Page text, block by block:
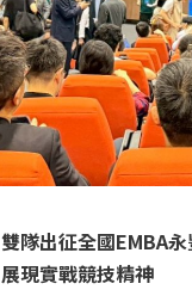
雙隊出征全國EMBA
展現實戰競技精神